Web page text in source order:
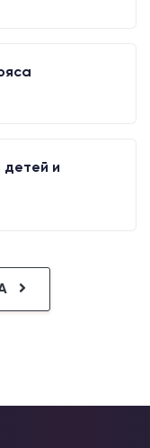
детей и